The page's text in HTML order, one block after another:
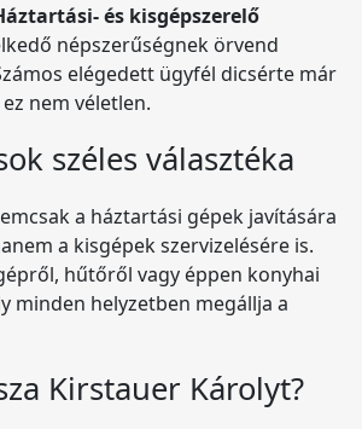
és kisgépszerelő
népszerűségnek örvend
elégedett ügyfél dicsérte már
nem véletlen.
széles választéka
a háztartási gépek javítására
a kisgépek szervizelésére is.
hűtőről vagy éppen konyhai
minden helyzetben megállja a
Kirstauer Károlyt?